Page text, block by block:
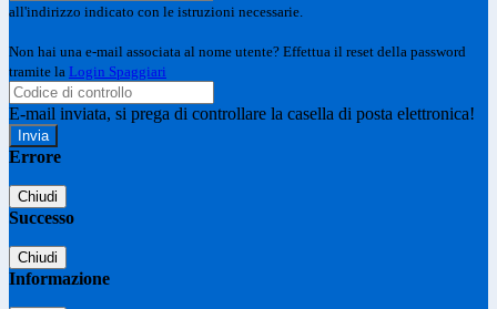
all'indirizzo indicato con le istruzioni necessarie.
Non hai una e-mail associata al nome utente? Effettua il reset della password
tramite la Login Spaggiari
E-mail inviata, si prega di controllare la casella di posta elettronica!
Errore
Chiudi
Successo
Chiudi
Informazione